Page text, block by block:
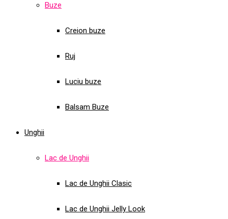
Buze
Creion buze
Ruj
Luciu buze
Balsam Buze
Unghii
Lac de Unghii
Lac de Unghii Clasic
Lac de Unghii Jelly Look